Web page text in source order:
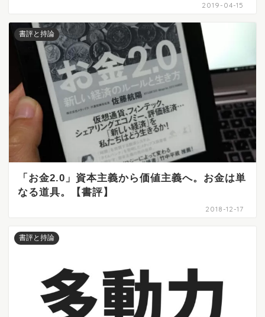
2019-04-15
書評と持論
「お金2.0」資本主義から価値主義へ。お金は単
なる道具。【書評】
2018-12-17
書評と持論